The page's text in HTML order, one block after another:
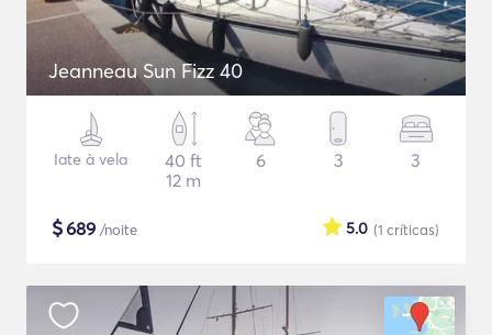
Jeanneau Sun Fizz 40
Iate à vela
40 ft
12 m
6 3 3
$689 /noite (1 críticas)
5.0